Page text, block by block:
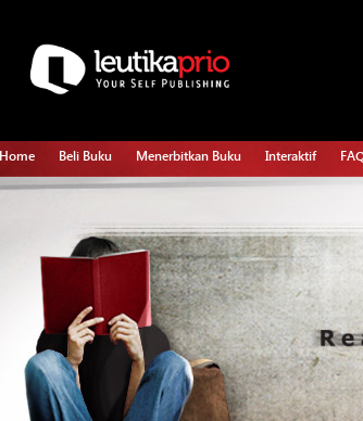
Home Beli Buku Menerbitkan Buku Interaktif